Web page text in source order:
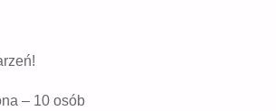
– 10 osób